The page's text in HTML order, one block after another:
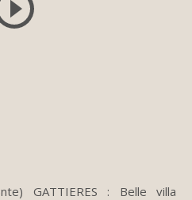
GATTIERES : Belle villa